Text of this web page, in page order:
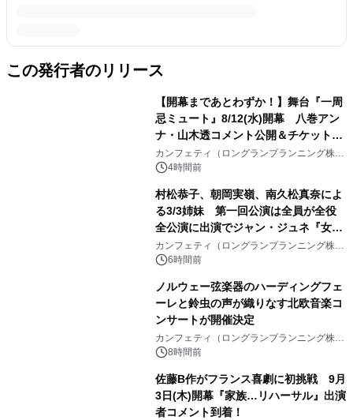
この発行者のリリース
【開幕まであとわずか！】舞台『一周
忌ミュート』8/12(水)開幕 八巻アン
ナ・山木透コメント公開＆チケット発
売中
カンフェティ（ロングランプランニング株式
会社）
4時間前
村松恭子、朝岡実嶺、南久松真奈によ
る3/3姉妹 第一回公演は全員が全役
全公演に出演でジャン・ジュネ『女中
たち』を上演
カンフェティ（ロングランプランニング株式
会社）
6時間前
ノルウェー弦楽器のハーディングフェ
ーレと鈴虫の声が織りなす北欧音楽コ
ンサートが開催決定
カンフェティ（ロングランプランニング株式
会社）
8時間前
佐藤B作がフランス喜劇に初挑戦 9月
3日(木)開幕『家族…リハーサル』出演
者コメント到着！